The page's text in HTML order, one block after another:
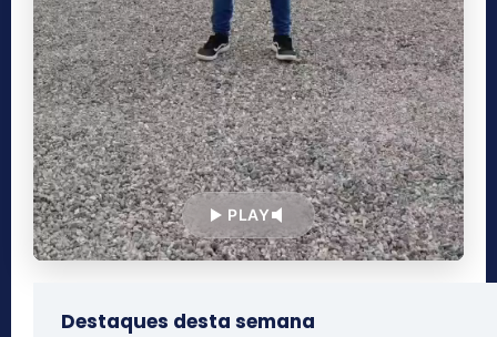
PLAY
Destaques desta semana